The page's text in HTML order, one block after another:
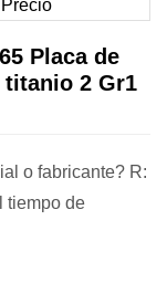
Placa de
titanio 2 Gr1
o fabricante? R:
tiempo de